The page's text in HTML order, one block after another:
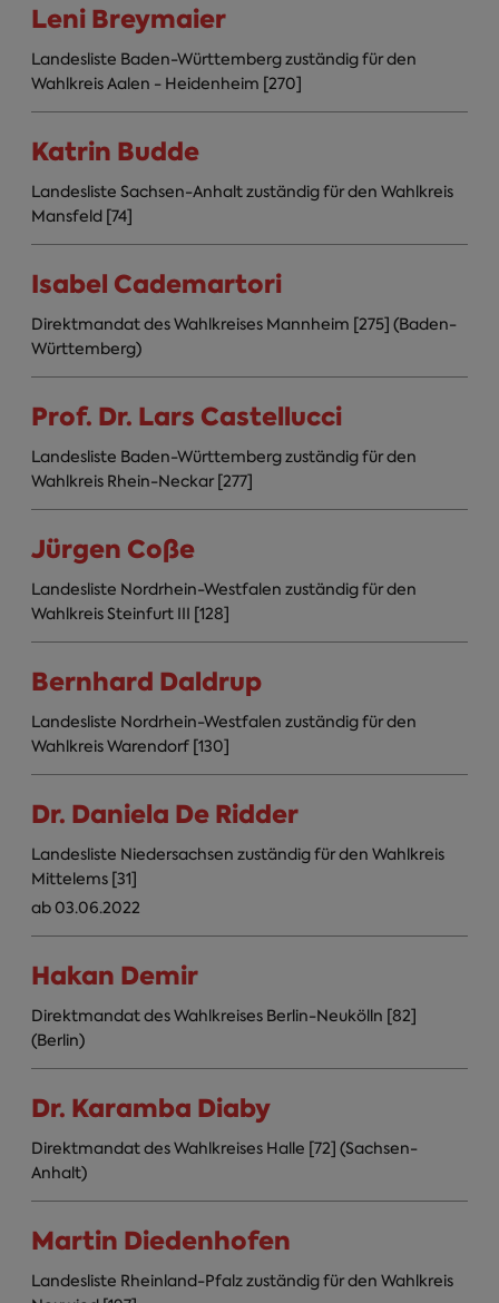
Leni Breymaier
Landesliste Baden-Württemberg zuständig für den
Wahlkreis Aalen - Heidenheim [270]
Katrin Budde
Landesliste Sachsen-Anhalt zuständig für den Wahlkreis
Mansfeld [74]
Isabel Cademartori
Direktmandat des Wahlkreises Mannheim [275] (Baden-
Württemberg)
Prof. Dr. Lars Castellucci
Landesliste Baden-Württemberg zuständig für den
Wahlkreis Rhein-Neckar [277]
Jürgen Coße
Landesliste Nordrhein-Westfalen zuständig für den
Wahlkreis Steinfurt III [128]
Bernhard Daldrup
Landesliste Nordrhein-Westfalen zuständig für den
Wahlkreis Warendorf [130]
Dr. Daniela De Ridder
Landesliste Niedersachsen zuständig für den Wahlkreis
Mittelems [31]
ab 03.06.2022
Hakan Demir
Direktmandat des Wahlkreises Berlin-Neukölln [82]
(Berlin)
Dr. Karamba Diaby
Direktmandat des Wahlkreises Halle [72] (Sachsen-
Anhalt)
Martin Diedenhofen
Landesliste Rheinland-Pfalz zuständig für den Wahlkreis